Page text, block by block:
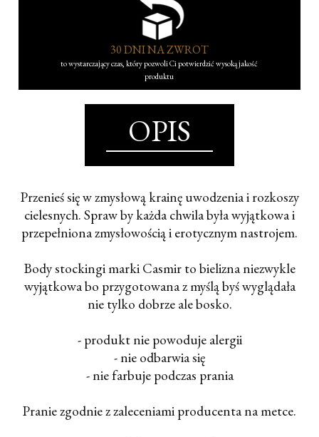
30 DNI NA ZWROT
to wystarczający czas, który pozwoli Ci potwierdzić wysoką jakość
produktu
OPIS
Przenieś się w zmysłową krainę uwodzenia i rozkoszy
cielesnych. Spraw by każda chwila była wyjątkowa i
przepełniona zmysłowością i erotycznym nastrojem.
Body stockingi marki Casmir to bielizna niezwykle
wyjątkowa bo przygotowana z myślą byś wyglądała
nie tylko dobrze ale bosko.
- produkt nie powoduje alergii
- nie odbarwia się
- nie farbuje podczas prania
Pranie zgodnie z zaleceniami producenta na metce.